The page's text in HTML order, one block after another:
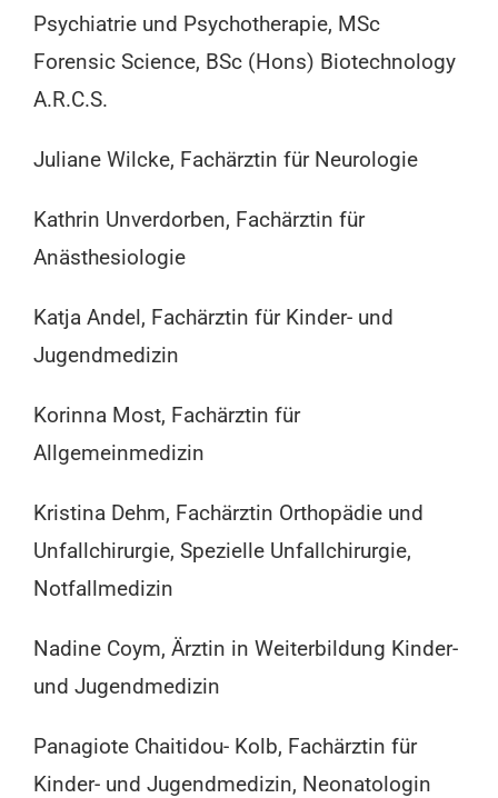
Psychiatrie und Psychotherapie, MSc
Forensic Science, BSc (Hons) Biotechnology
A.R.C.S.
Juliane Wilcke, Fachärztin für Neurologie
Kathrin Unverdorben, Fachärztin für
Anästhesiologie
Katja Andel, Fachärztin für Kinder- und
Jugendmedizin
Korinna Most, Fachärztin für
Allgemeinmedizin
Kristina Dehm, Fachärztin Orthopädie und
Unfallchirurgie, Spezielle Unfallchirurgie,
Notfallmedizin
Nadine Coym, Ärztin in Weiterbildung Kinder-
und Jugendmedizin
Panagiote Chaitidou- Kolb, Fachärztin für
Kinder- und Jugendmedizin, Neonatologin